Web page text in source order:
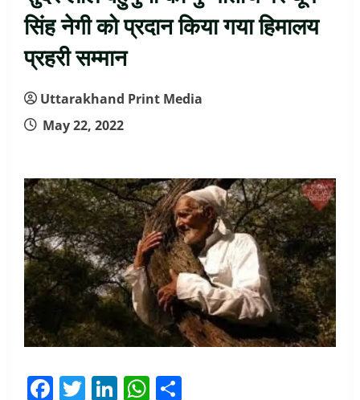
सिंह नेगी को प्रदान किया गया हिमालय
प्रहरी सम्मान
Uttarakhand Print Media
May 22, 2022
Facebook
Twitter
LinkedIn
WhatsApp